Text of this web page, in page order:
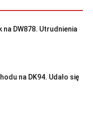
na DW878. Utrudnienia
na DK94. Udało się